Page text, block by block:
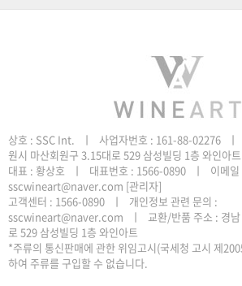
원시 마산회원구 3.15대로 529 삼성빌딩 1층 와인아트
sscwineart@naver.com [관리자]
로 529 삼성빌딩 1층 와인아트
하여 주류를 구입할 수 없습니다.